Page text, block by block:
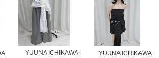
YUUNA ICHIKAWA
YUUNA ICHIKAWA